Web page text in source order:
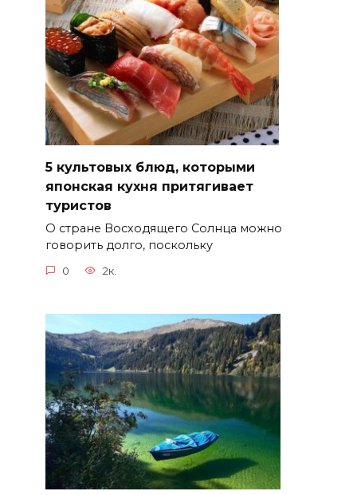
5 культовых блюд, которыми
японская кухня притягивает
туристов
О стране Восходящего Солнца можно
говорить долго, поскольку
0 2к.